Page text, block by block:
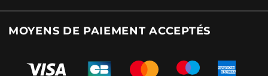
MOYENS DE PAIEMENT ACCEPTÉS